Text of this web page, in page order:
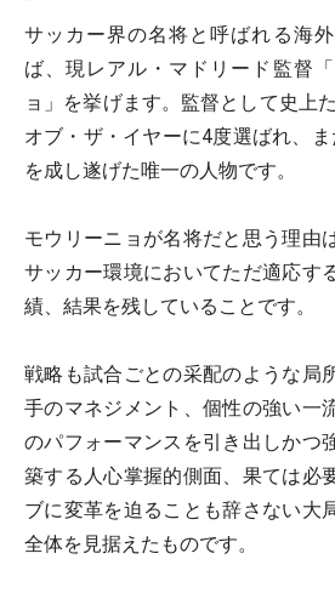
サッカー界の名将と呼ばれる海
ば、現レアル・マドリード監督
ョ」を挙げます。監督として史上
オブ・ザ・イヤーに4度選ばれ、
を成し遂げた唯一の人物です。
モウリーニョが名将だと思う理由
サッカー環境においてただ適応す
績、結果を残していることです。
戦略も試合ごとの采配のような局
手のマネジメント、個性の強い一
のパフォーマンスを引き出しかつ
築する人心掌握的側面、果ては必
ブに変革を迫ることも辞さない大
全体を見据えたものです。